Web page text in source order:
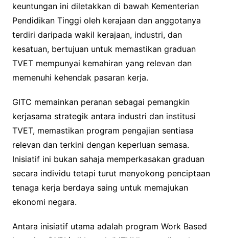
keuntungan ini diletakkan di bawah Kementerian
Pendidikan Tinggi oleh kerajaan dan anggotanya
terdiri daripada wakil kerajaan, industri, dan
kesatuan, bertujuan untuk memastikan graduan
TVET mempunyai kemahiran yang relevan dan
memenuhi kehendak pasaran kerja.
GITC memainkan peranan sebagai pemangkin
kerjasama strategik antara industri dan institusi
TVET, memastikan program pengajian sentiasa
relevan dan terkini dengan keperluan semasa.
Inisiatif ini bukan sahaja memperkasakan graduan
secara individu tetapi turut menyokong penciptaan
tenaga kerja berdaya saing untuk memajukan
ekonomi negara.
Antara inisiatif utama adalah program Work Based